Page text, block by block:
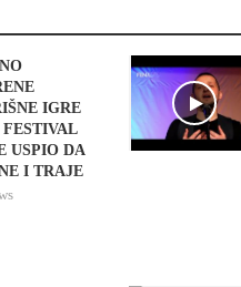
IGRE
USPIO DA
I TRAJE